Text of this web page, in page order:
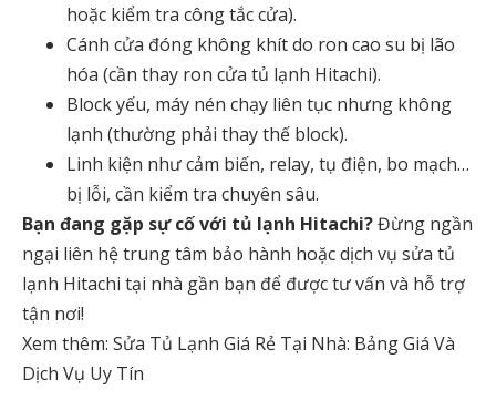
hoặc kiểm tra công tắc cửa).
Cánh cửa đóng không khít do ron cao su bị lão
hóa (cần thay ron cửa tủ lạnh Hitachi).
Block yếu, máy nén chạy liên tục nhưng không
lạnh (thường phải thay thế block).
Linh kiện như cảm biến, relay, tụ điện, bo mạch…
bị lỗi, cần kiểm tra chuyên sâu.
Bạn đang gặp sự cố với tủ lạnh Hitachi?Đừng ngần
ngại liên hệ trung tâm bảo hành hoặcdịch vụ sửa tủ
lạnh Hitachi tại nhà gần bạn để được tư vấn và hỗ trợ
tận nơi!
Xem thêm: Sửa Tủ Lạnh Giá Rẻ Tại Nhà: Bảng Giá Và
Dịch Vụ Uy Tín